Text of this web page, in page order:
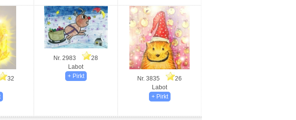
32
Nr. 2983
28
Labot
Nr. 3835
26
Labot